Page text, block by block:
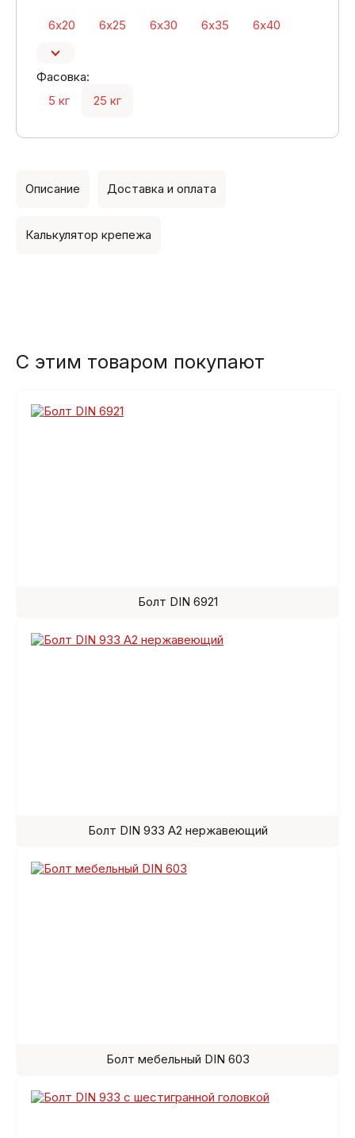
6х20 6х25 6х30 6х35 6х40
Фасовка:
5 кг
25 кг
Описание Доставка и оплата
Калькулятор крепежа
С этим товаром покупают
Болт DIN 6921
Болт DIN 933 A2 нержавеющий
Болт мебельный DIN 603